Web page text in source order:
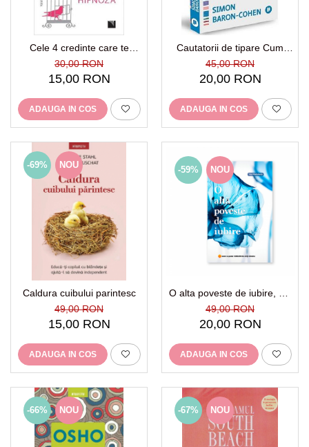
Cele 4 credinte care te
impiedica sa fii liber Scapa
din inchisoarea mintii prin
hipnoza
30,00 RON
15,00 RON
ADAUGA IN COS
Cautatorii de tipare Cum
impulsioneaza autismul
inventiile umane
45,00 RON
20,00 RON
ADAUGA IN COS
-69% NOU
Caldura cuibului parintesc
49,00 RON
15,00 RON
ADAUGA IN COS
-59% NOU
O alta poveste de iubire, Dr.
Vasi Radulescu, Motivasion
49,00 RON
20,00 RON
ADAUGA IN COS
-66% NOU -67% NOU